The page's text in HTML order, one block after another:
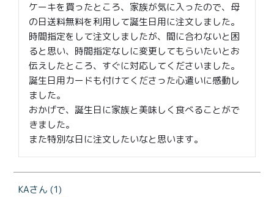
ケーキを買ったところ、家族が気に入ったので、母
の日送料無料を利用して誕生日用に注文しました。
時間指定をして注文しましたが、間に合わないと困
ると思い、時間指定なしに変更してもらいたいとお
伝えしたところ、すぐに対応してくださいました。
誕生日用カードも付けてくださった心遣いに感動し
ました。
おかげで、誕生日に家族と美味しく食べることがで
きました。
また特別な日に注文したいなと思います。
KA 1